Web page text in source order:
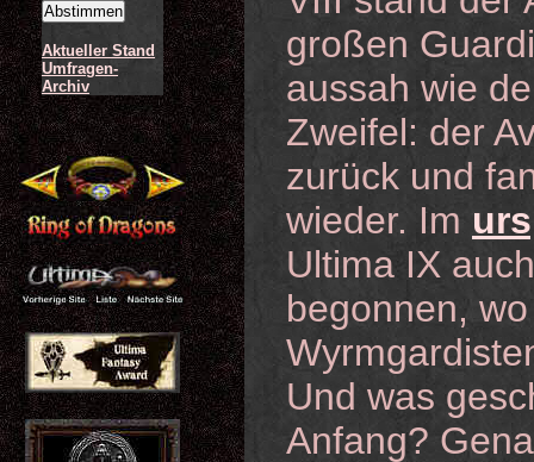
großen
aussah wie
Zweifel: der
zurück und
wieder. Im
Ultima IX
begonnen,
Und was
Anfang?
Aktueller Stand
Umfragen-
Archiv